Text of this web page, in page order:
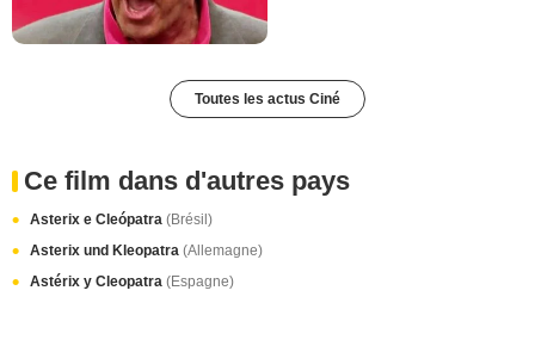
Toutes les actus Ciné
Ce film dans d'autres pays
Asterix e Cleópatra (Brésil)
Asterix und Kleopatra (Allemagne)
Astérix y Cleopatra (Espagne)